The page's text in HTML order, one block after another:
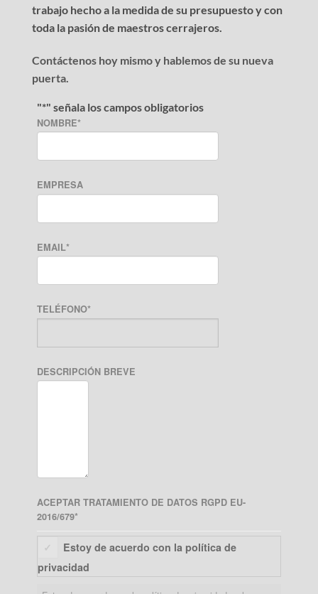
trabajo hecho a la medida de su presupuesto y con
toda la pasión de maestros cerrajeros.
Contáctenos hoy mismo y hablemos de su nueva
puerta.
"*" señala los campos obligatorios
NOMBRE*
EMPRESA
EMAIL*
TELÉFONO*
DESCRIPCIÓN BREVE
ACEPTAR TRATAMIENTO DE DATOS RGPD EU-
2016/679*
Estoy de acuerdo con la política de
privacidad